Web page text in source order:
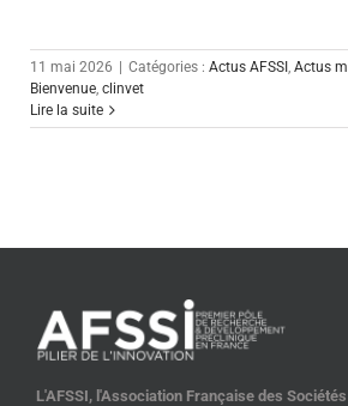
11 mai 2026 Catégories : Actus AFSSI , Actus
Bienvenue, clinvet
Lire la suite
L'AFSSI, l'Association Française des